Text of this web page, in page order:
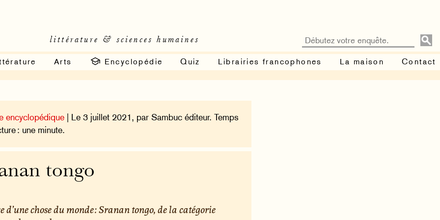
littérature & sciences humaines
Arts Encyclopédie Quiz Librairies francophones La maison Contact
encyclopédique | Le 3 juillet 2021, par Sambuc éditeur. Temps
: une minute.
tongo
d’une chose du monde : Sranan tongo, de la catégorie